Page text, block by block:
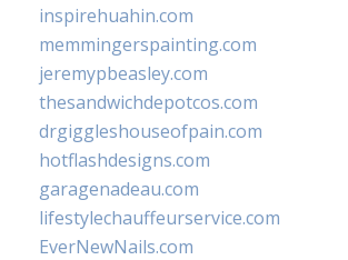
inspirehuahin.com
memmingerspainting.com
jeremypbeasley.com
thesandwichdepotcos.com
drgiggleshouseofpain.com
hotflashdesigns.com
garagenadeau.com
lifestylechauffeurservice.com
EverNewNails.com